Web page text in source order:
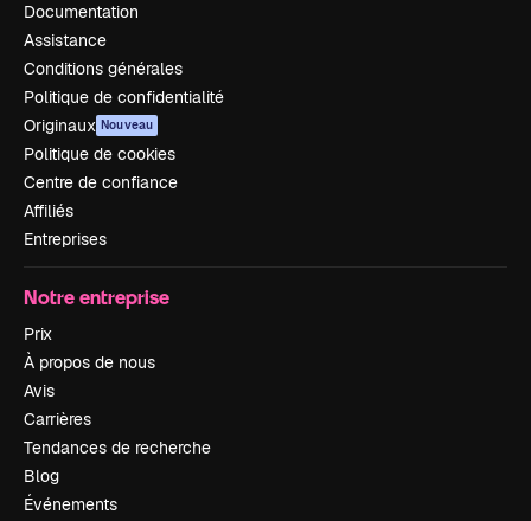
Documentation
Assistance
Conditions générales
Politique de confidentialité
Originaux Nouveau
Politique de cookies
Centre de confiance
Affiliés
Entreprises
Notre entreprise
Prix
À propos de nous
Avis
Carrières
Tendances de recherche
Blog
Événements